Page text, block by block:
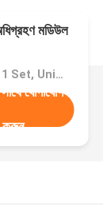
মডিউল
মূল্য：1st Tier: 1 Set, Unit Price USD 3.00 2nd Tier: 2-5 Sets, Unit Price USD 2.00 3rd Tier: Over 5 Sets, Unit Price USD 1.00
যোগাযোগ
করুন